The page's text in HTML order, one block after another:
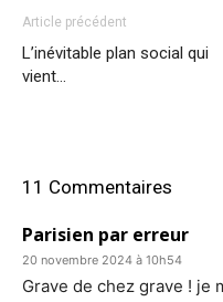
Article précédent
L’inévitable plan social qui
vient…
11 Commentaires
Parisien par erreur
20 novembre 2024 à 10h54
Grave de chez grave ! je